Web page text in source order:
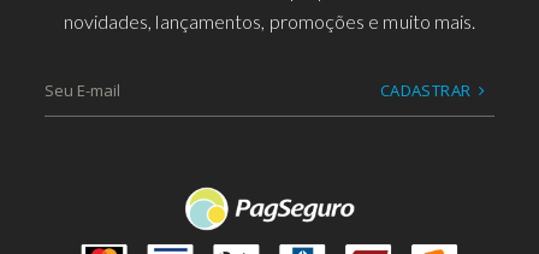
novidades, lançamentos, promoções e muito mais.
CADASTRAR